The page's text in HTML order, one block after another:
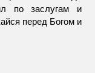
по заслугам и
перед Богом и